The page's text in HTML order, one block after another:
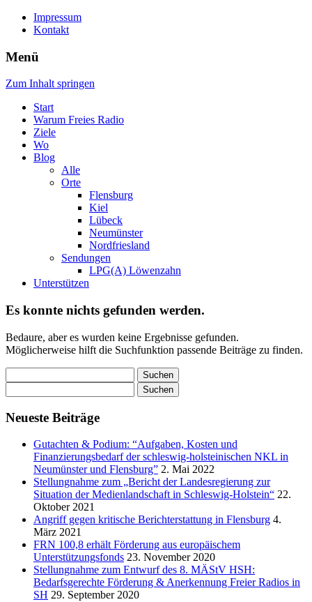
Impressum
Kontakt
Menü
Zum Inhalt springen
Start
Warum Freies Radio
Ziele
Wo
Blog
Alle
Orte
Flensburg
Kiel
Lübeck
Neumünster
Nordfriesland
Sendungen
LPG(A) Löwenzahn
Unterstützen
Es konnte nichts gefunden werden.
Bedaure, aber es wurden keine Ergebnisse gefunden.
Möglicherweise hilft die Suchfunktion passende Beiträge zu finden.
nach:
nach:
Neueste Beiträge
Gutachten & Podium: “Aufgaben, Kosten und
Finanzierungsbedarf der schleswig-holsteinischen NKL in
Neumünster und Flensburg” 2. Mai 2022
Stellungnahme zum „Bericht der Landesregierung zur
Situation der Medienlandschaft in Schleswig-Holstein“ 22.
Oktober 2021
Angriff gegen kritische Berichterstattung in Flensburg 4.
März 2021
FRN 100,8 erhält Förderung aus europäischem
Unterstützungsfonds 23. November 2020
Stellungnahme zum Entwurf des 8. MÄStV HSH:
Bedarfsgerechte Förderung & Anerkennung Freier Radios in
SH 29. September 2020